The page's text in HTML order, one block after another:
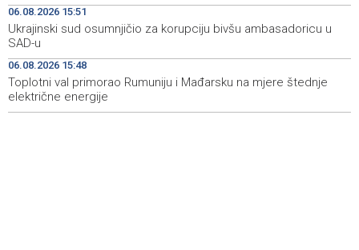
19:27
Grad Novi Travnik prvi put izravno dobio sredstva
Europske unije
19:16
Soreca says SEPA application marks important
milestone on BiH's EU path
06.08.2026 15:51
Ukrajinski sud osumnjičio za korupciju bivšu ambasadoricu u
SAD-u
06.08.2026 15:48
Toplotni val primorao Rumuniju i Mađarsku na mjere štednje
električne energije